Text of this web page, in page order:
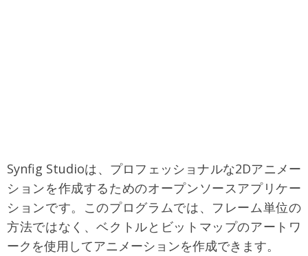
Synfig Studioは、プロフェッショナルな2Dアニメー
ションを作成するためのオープンソースアプリケー
ションです。このプログラムでは、フレーム単位の
方法ではなく、ベクトルとビットマップのアートワ
ークを使用してアニメーションを作成できます。